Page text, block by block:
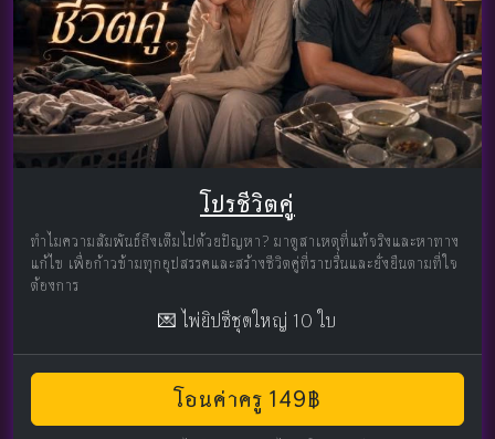
โปรชีวิตคู่
ทำไมความสัมพันธ์ถึงเต็มไปด้วยปัญหา? มาดูสาเหตุที่แท้จริงและหาทาง
แก้ไข เพื่อก้าวข้ามทุกอุปสรรคและสร้างชีวิตคู่ที่ราบรื่นและยั่งยืนตามที่ใจ
ต้องการ
💌 ไพ่ยิปซีชุดใหญ่ 10 ใบ
โอนค่าครู 149฿